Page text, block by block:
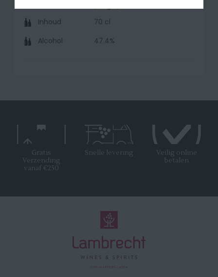
Inhoud
70 cl
Alcohol
47.4%
Gratis
Verzending
vanaf €250
Snelle levering
Veilig online
betalen